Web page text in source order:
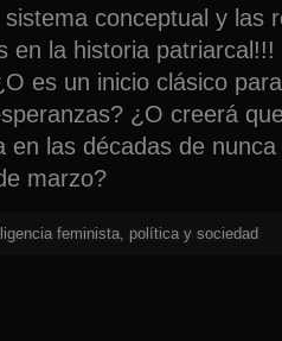
conceptual y las
en la historia patriarcal!!!
es un inicio clásico
¿O creerá
en las décadas de
marzo?
feminista política y sociedad